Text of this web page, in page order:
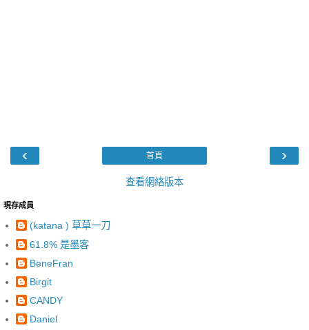
‹ ›
首頁
查看網絡版本
現存成員
(katana ) 草草一刀
61.8% 是墨客
BeneFran
Birgit
CANDY
Daniel